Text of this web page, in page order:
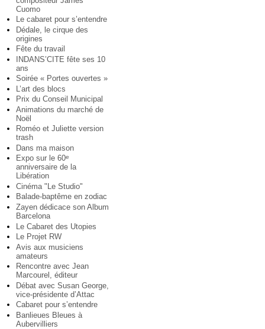
Cuomo
Le cabaret pour s’entendre
Dédale, le cirque des
origines
Fête du travail
INDANS’CITE fête ses 10
ans
Soirée « Portes ouvertes »
L’art des blocs
Prix du Conseil Municipal
Animations du marché de
Noël
Roméo et Juliette version
trash
Dans ma maison
Expo sur le 60e
anniversaire de la
Libération
Cinéma "Le Studio"
Balade-baptême en zodiac
Zayen dédicace son Album
Barcelona
Le Cabaret des Utopies
Le Projet RW
Avis aux musiciens
amateurs
Rencontre avec Jean
Marcourel, éditeur
Débat avec Susan George,
vice-présidente d’Attac
Cabaret pour s’entendre
Banlieues Bleues à
Aubervilliers